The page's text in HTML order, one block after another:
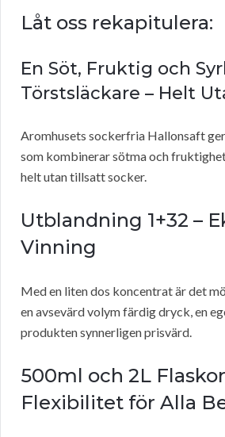
Låt oss rekapitulera:
En Söt, Fruktig och
Törstsläckare – Helt
Aromhusets sockerfria Hallonsaft
som kombinerar sötma och
helt utan tillsatt socker.
Utblandning 1+32 –
Vinning
Med en liten dos koncentrat är det
en avsevärd volym färdig dryck, en
produkten synnerligen prisvärd.
500ml och 2L
Flexibilitet för Alla